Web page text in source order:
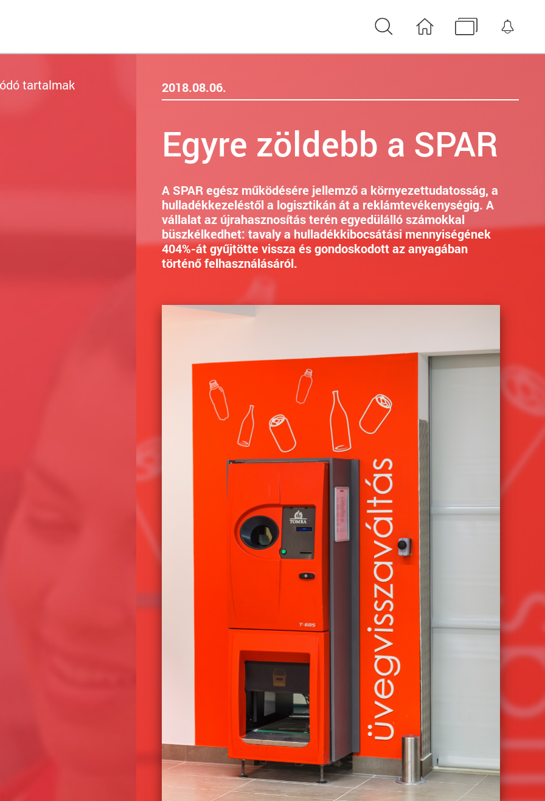
tartalmak 2018.08.06.
Egyre zöldebb a SPAR
A SPAR egész működésére jellemző a környezettudatosság, a
hulladékkezeléstől a logisztikán át a reklámtevékenységig. A
vállalat az újrahasznosítás terén egyedülálló számokkal
büszkélkedhet: tavaly a hulladékkibocsátási mennyiségének
404%-át gyűjtötte vissza és gondoskodott az anyagában
történő felhasználásáról.